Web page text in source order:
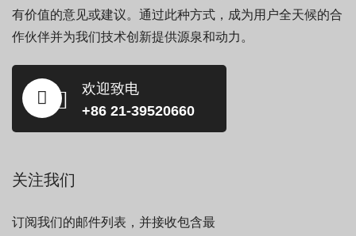
有价值的意见或建议。通过此种方式，成为用户全天候的合
作伙伴并为我们技术创新提供源泉和动力。
欢迎致电
+86 21-39520660
关注我们
订阅我们的邮件列表，并接收包含最